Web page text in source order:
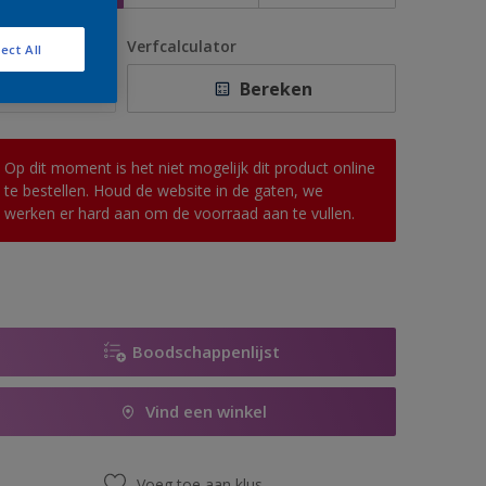
Verfcalculator
Bereken
Op dit moment is het niet mogelijk dit product online
te bestellen. Houd de website in de gaten, we
werken er hard aan om de voorraad aan te vullen.
Boodschappenlijst
Vind een winkel
All